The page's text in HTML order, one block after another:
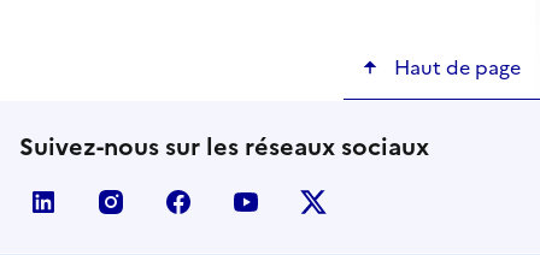
Haut de page
Suivez-nous sur les réseaux sociaux
linkedin instagramfacebook youtube